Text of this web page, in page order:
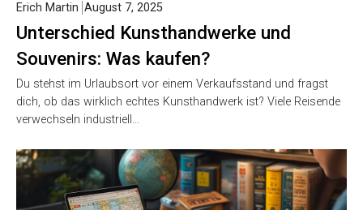
Unterschied Kunsthandwerke und
Souvenirs: Was kaufen?
Erich Martin August 7, 2025
Du stehst im Urlaubsort vor einem Verkaufsstand und fragst
dich, ob das wirklich echtes Kunsthandwerk ist? Viele Reisende
verwechseln industriell…